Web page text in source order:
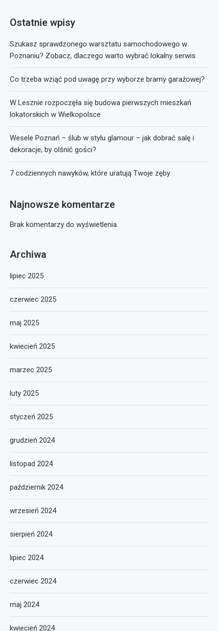
Ostatnie wpisy
Szukasz sprawdzonego warsztatu samochodowego w
Poznaniu? Zobacz, dlaczego warto wybrać lokalny serwis
Co trzeba wziąć pod uwagę przy wyborze bramy garażowej?
W Lesznie rozpoczęła się budowa pierwszych mieszkań
lokatorskich w Wielkopolsce
Wesele Poznań – ślub w stylu glamour – jak dobrać salę i
dekoracje, by olśnić gości?
7 codziennych nawyków, które uratują Twoje zęby
Najnowsze komentarze
Brak komentarzy do wyświetlenia.
Archiwa
lipiec 2025
czerwiec 2025
maj 2025
kwiecień 2025
marzec 2025
luty 2025
styczeń 2025
grudzień 2024
listopad 2024
październik 2024
wrzesień 2024
sierpień 2024
lipiec 2024
czerwiec 2024
maj 2024
kwiecień 2024